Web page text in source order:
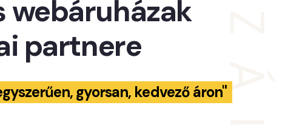
webáruházak
partnere
gyorsan, kedvező áron"